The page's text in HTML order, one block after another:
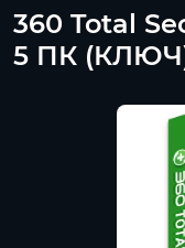
360 Total
5 ПК